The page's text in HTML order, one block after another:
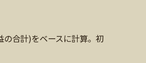
合計)をベースに計算。初